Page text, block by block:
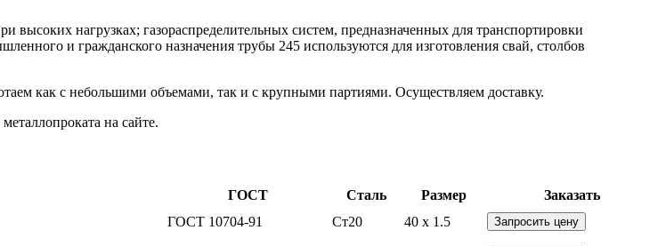
нагрузках; газораспределительных систем, предназначенных для транспортировки
и гражданского назначения трубы 245 используются для изготовления свай, столбов
как с небольшими объемами, так и с крупными партиями. Осуществляем доставку.
на сайте.
ГОСТ Сталь Размер
Заказать
ГОСТ 10704-91 Ст20 40 x 1.5 Запросить цену